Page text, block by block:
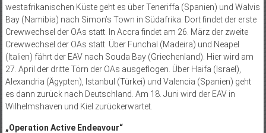
westafrikanischen Küste geht es über Teneriffa (Spanien) und Walvis
Bay (Namibia) nach Simon’s Town in Südafrika. Dort findet der erste
Crewwechsel der OAs statt. In Accra findet am 26. März der zweite
Crewwechsel der OAs statt. Über Funchal (Madeira) und Neapel
(Italien) fährt der EAV nach Souda Bay (Griechenland). Hier wird am
27. April der dritte Törn der OAs ausgeflogen. Über Haifa (Israel),
Alexandria (Ägypten), Istanbul (Türkei) und Valencia (Spanien) geht
es dann zurück nach Deutschland. Am 18. Juni wird der EAV in
Wilhelmshaven und Kiel zu­rückerwartet.
„Operation Active Endeavour“